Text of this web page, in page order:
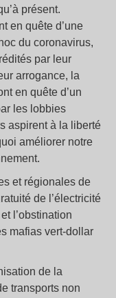
présent.
en quête d’une
du coronavirus,
par leur
arrogance, la
en quête d’un
les lobbies
aspirent à la liberté
améliorer notre
et régionales de
de l’électricité
l’obstination
mafias vert-dollar
de la
transports non